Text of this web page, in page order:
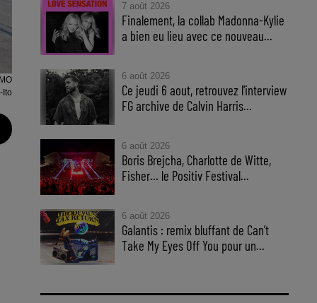
Ito
7 août 2026
Finalement, la collab Madonna-Kylie
a bien eu lieu avec ce nouveau...
6 août 2026
Ce jeudi 6 aout, retrouvez l'interview
FG archive de Calvin Harris...
6 août 2026
Boris Brejcha, Charlotte de Witte,
Fisher… le Positiv Festival...
6 août 2026
Galantis : remix bluffant de Can’t
Take My Eyes Off You pour un...